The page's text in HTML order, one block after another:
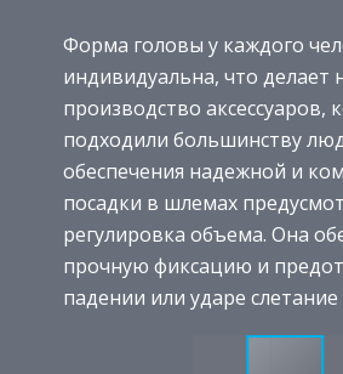
Форма головы у каждого
индивидуальна, что
производство аксессуаров,
подходили большинству
обеспечения надежной и
посадки в шлемах
регулировка объема. Она
прочную фиксацию и
падении или ударе слетание